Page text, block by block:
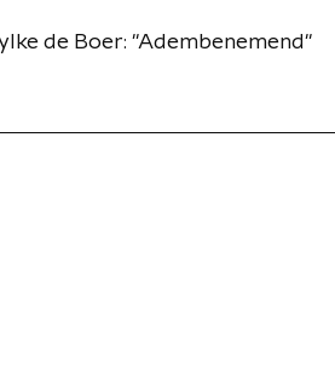
de Boer: "Adembenemend"